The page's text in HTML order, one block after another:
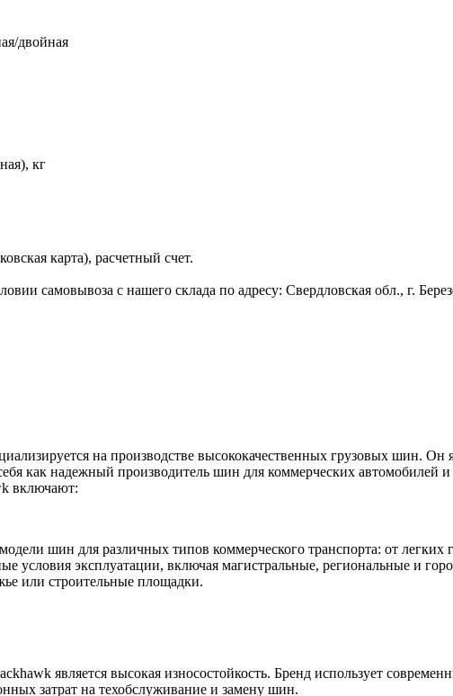
двойная
кг
карта), расчетный счет.
самовывоза с нашего склада по адресу: Свердловская обл., г.
на производстве высококачественных грузовых шин. Он
как надежный производитель шин для коммерческих автомобилей
включают:
шин для различных типов коммерческого транспорта: от легких
условия эксплуатации, включая магистральные, региональные и
или строительные площадки.
является высокая износостойкость. Бренд использует
затрат на техобслуживание и замену шин.